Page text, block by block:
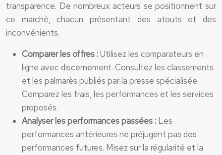
transparence. De nombreux acteurs se positionnent sur
ce marché, chacun présentant des atouts et des
inconvénients.
Comparer les offres :Utilisez les comparateurs en
ligne avec discernement. Consultez les classements
et les palmarès publiés par la presse spécialisée.
Comparez les frais, les performances et les services
proposés.
Analyser les performances passées : Les
performances antérieures ne préjugent pas des
performances futures. Misez sur la régularité et la